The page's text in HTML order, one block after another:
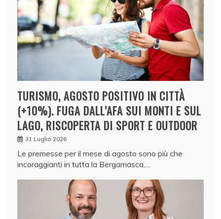
TURISMO, AGOSTO POSITIVO IN CITTÀ
(+10%). FUGA DALL’AFA SUI MONTI E SUL
LAGO, RISCOPERTA DI SPORT E OUTDOOR
31 Luglio 2026
Le premesse per il mese di agosto sono più che
incoraggianti in tutta la Bergamasca,…